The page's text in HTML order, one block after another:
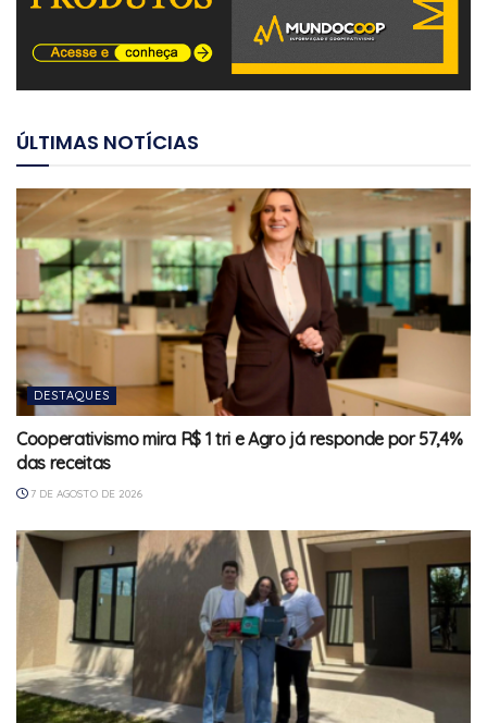
ÚLTIMAS NOTÍCIAS
DESTAQUES
Cooperativismo mira R$ 1 tri e Agro já responde por 57,4%
das receitas
7 DE AGOSTO DE 2026